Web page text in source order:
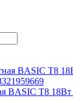
BASIC T8 18Вт